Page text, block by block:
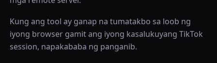
Kung ang tool ay ganap na tumatakbo sa loob ng
iyong browser gamit ang iyong kasalukuyang TikTok
session, napakababa ng panganib.